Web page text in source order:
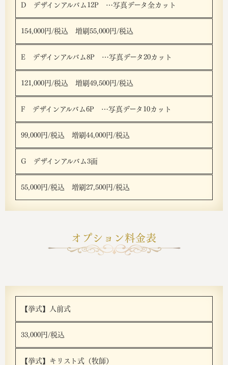
D デザインアルバム12P …写真データ全カット
154,000円/税込 増刷55,000円/税込
E デザインアルバム8P …写真データ20カット
121,000円/税込 増刷49,500円/税込
F デザインアルバム6P …写真データ10カット
99,000円/税込 増刷44,000円/税込
G デザインアルバム3面
55,000円/税込 増刷27,500円/税込
オプション料金表
【挙式】人前式
33,000円/税込
【挙式】キリスト式（牧師）